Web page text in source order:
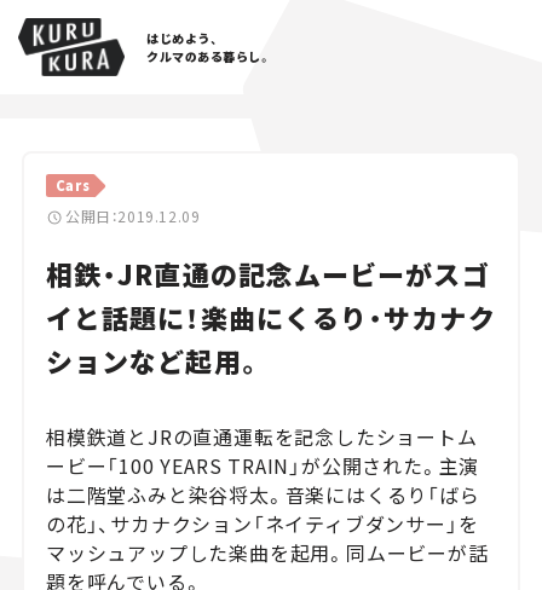
はじめよう、
クルマのある暮らし。
Cars
公開日：2019.12.09
相鉄・JR直通の記念ムービーがスゴ
イと話題に！楽曲にくるり・サカナク
ションなど起用。
相模鉄道とJRの直通運転を記念したショートム
ービー「100 YEARS TRAIN」が公開された。主演
は二階堂ふみと染谷将太。音楽にはくるり「ばら
の花」、サカナクション「ネイティブダンサー」を
マッシュアップした楽曲を起用。同ムービーが話
題を呼んでいる。
Cars
Lifestyle
Traffic
Special
Series
Campaign
人気のハッシュタグ
スズキ ジムニー｜Suzuki Jimny